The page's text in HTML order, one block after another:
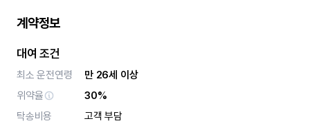
계약정보
대여 조건
최소 운전연령
만 26세 이상
위약율
30%
탁송비용
고객 부담